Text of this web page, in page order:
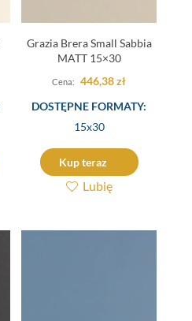
Grazia Brera Small Sabbia
MATT 15×30
446,38zł
DOSTĘPNE FORMATY:
15x30
Kup teraz
Lubię